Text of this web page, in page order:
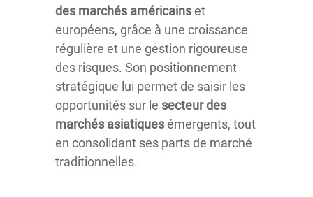
des marchés américainset
européens, grâce à une croissance
régulière et une gestion rigoureuse
des risques. Son positionnement
stratégique lui permet de saisir les
opportunités sur le secteur des
marchés asiatiquesémergents, tout
en consolidant ses parts de marché
traditionnelles.